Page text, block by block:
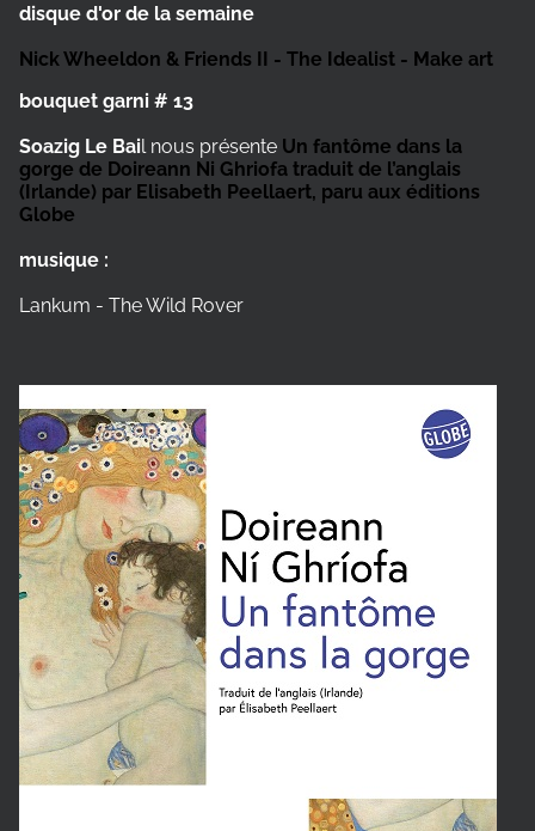
disque d'or de la semaine
Nick Wheeldon & Friends II - The Idealist - Make art
bouquet garni # 13
Soazig Le Bail nous présente Un fantôme dans la
gorge de Doireann Ni Ghriofa traduit de l’anglais
(Irlande) par Elisabeth Peellaert, paru aux éditions
Globe
musique :
Lankum - The Wild Rover